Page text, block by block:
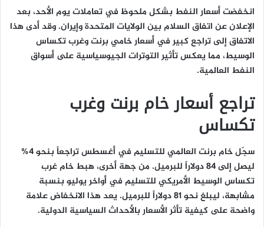
انخفضت أسعار النفط بشكل ملحوظ في تعاملات يوم الأحد، بعد
الإعلان عن اتفاق السلام بين الولايات المتحدة وإيران. وقد أدى هذا
الاتفاق إلى تراجع كبير في أسعار خامي برنت وغرب تكساس
الوسيط، مما يعكس تأثير التوترات الجيوسياسية على أسواق
النفط العالمية.
تراجع أسعار خام برنت وغرب
تكساس
سجّل خام برنت العالمي للتسليم في أغسطس تراجعاً بنحو 4%
ليصل إلى 84 دولاراً للبرميل. من جهة أخرى، هبط خام غرب
تكساس الوسيط الأمريكي للتسليم في أواخر يوليو بنسبة
مشابهة، ليبلغ نحو 81 دولاراً للبرميل. يعد هذا الانخفاض علامة
واضحة على كيفية تأثر الأسعار بالأحداث السياسية الدولية.